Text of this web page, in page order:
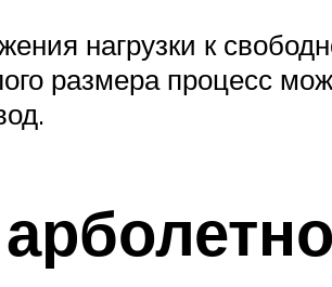
нагрузки к
размера процесс